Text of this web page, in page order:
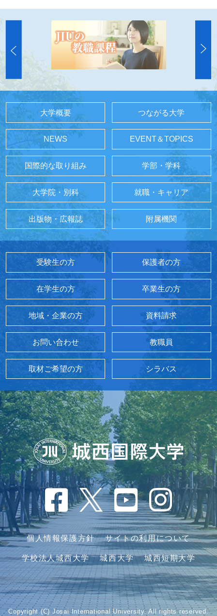
大学概要 つながる大学
NEWS EVENT＆TOPICS
国際的な取り組み 学部・学科
大学院・別科 就職・キャリア
出版物・広報誌 附属機関
受験生の方 保護者の方
在学生の方 卒業生の方
地域・企業の方 資料請求
お問い合わせ 教職員
取材ご希望の方 シラバス
個人情報保護方針 サイトの利用について
学校法人城西大学 城西大学 城西短期大学
Copyright (C) Josai International University. All rights reserved.